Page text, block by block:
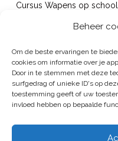
Beheer
Om de beste ervaringen te
cookies om informatie over je
Door in te stemmen met deze
surfgedrag of unieke ID's op
toestemming geeft of uw
invloed hebben op bepaalde
Cursus Wapens op
Bureau Beke ontwikkelt
Vacature: senior